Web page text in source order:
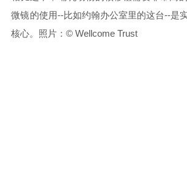
微镜的使用--比如约翰办公室里的这台--是
核心。 照片：© Wellcome Trust